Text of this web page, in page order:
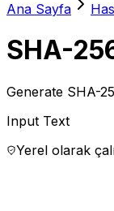
Ana Sayfa
SHA-
Generate SHA-
Input Text
Yerel olarak